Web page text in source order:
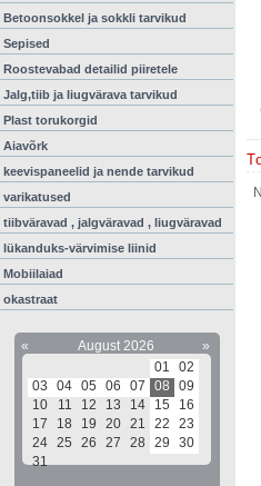
Betoonsokkel ja sokkli tarvikud
Sepised
Roostevabad detailid piiretele
Jalg,tiib ja liugvärava tarvikud
Plast torukorgid
Aiavõrk
keevispaneelid ja nende tarvikud
varikatused
tiibväravad , jalgväravad , liugväravad
lükanduks-värvimise liinid
Mobiilaiad
okastraat
« August 2026
»
01
02
03
04 05 06 07 08
09
10
11 12 13 14 15
16
17
18 19 20 21 22
23
24 25 26 27 28 29
30
31